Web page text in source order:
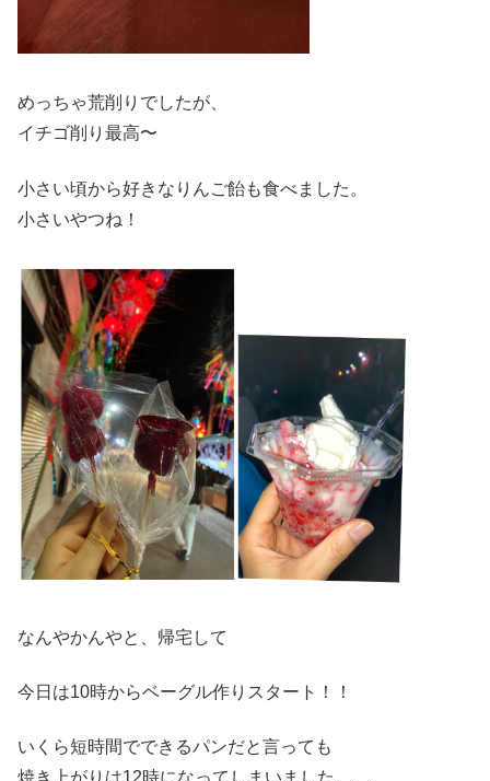
めっちゃ荒削りでしたが、
イチゴ削り最高〜
小さい頃から好きなりんご飴も食べました。
小さいやつね！
なんやかんやと、帰宅して
今日は10時からベーグル作りスタート！！
いくら短時間でできるパンだと言っても